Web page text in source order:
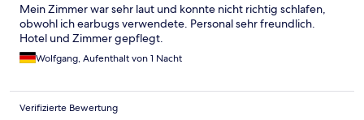
Mein Zimmer war sehr laut und konnte nicht richtig schlafen,
obwohl ich earbugs verwendete. Personal sehr freundlich.
Hotel und Zimmer gepflegt.
Wolfgang, Aufenthalt von 1 Nacht
Verifizierte Bewertung